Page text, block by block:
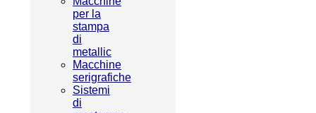
per la
stampa
di
metallic
Macchine
serigrafiche
Sistemi
di